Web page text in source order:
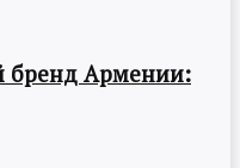
бренд Армении: